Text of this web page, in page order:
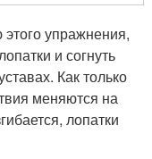
упражнения,
и согнуть
Как только
меняются на
лопатки